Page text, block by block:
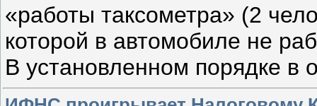
«работы таксометра» (2
которой в автомобиле не
В установленном порядке в